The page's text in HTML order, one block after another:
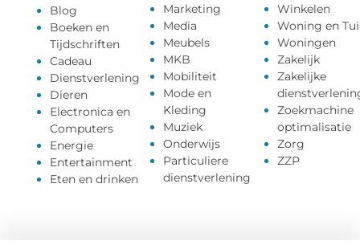
Blog
Boeken en
Tijdschriften
Cadeau
Dienstverlening
Dieren
Electronica en
Computers
Energie
Entertainment
Eten en drinken
Marketing
Media
Meubels
MKB
Mobiliteit
Mode en
Kleding
Muziek
Onderwijs
Particuliere
dienstverlening
Winkelen
Woning en
Woningen
Zakelijk
Zakelijke
Zoekmachine
optimalisatie
Zorg
ZZP